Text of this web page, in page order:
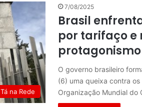
Tá na Rede
7/08/2025
Brasil
por tarifaço e
O governo brasileiro
(6) uma queixa contra os
Organização Mundial do